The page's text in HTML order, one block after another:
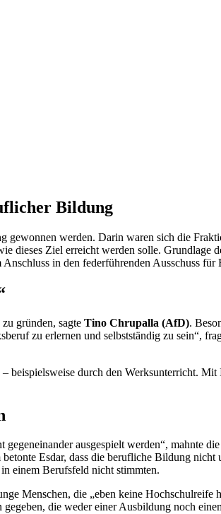
Bildung
werden. Darin waren sich die
dieses Ziel erreicht werden solle. Grundlage
in den federführenden Ausschuss
gründen, sagte Tino Chrupalla (AfD).
zu erlernen und selbstständig zu sein“,
beispielsweise durch den Werksunterricht.
ausgespielt werden“, mahnte die
Esdar, dass die berufliche Bildung
einem Berufsfeld nicht stimmten.
Menschen, die „eben keine
die weder einer Ausbildung noch